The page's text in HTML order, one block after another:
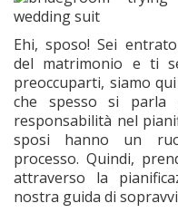
Ehi, sposo! Sei
del matrimonio e ti
preoccuparti, siamo
che spesso si parla
responsabilità nel
sposi hanno un
processo. Quindi,
attraverso la
nostra guida di